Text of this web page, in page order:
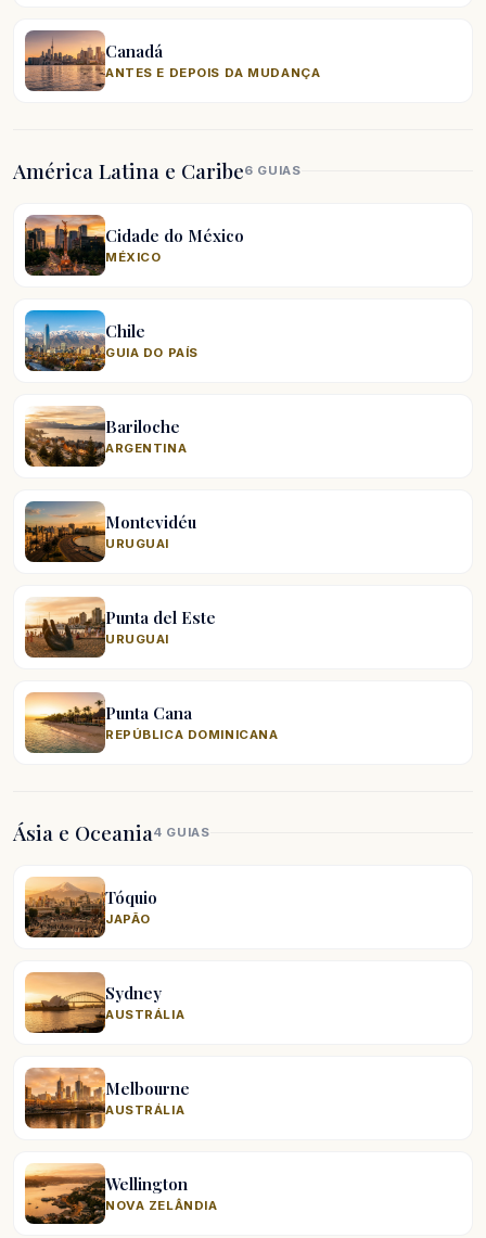
Canadá
ANTES E DEPOIS DA MUDANÇA
América Latina e Caribe6 GUIAS
Cidade do México
MÉXICO
Chile
GUIA DO PAÍS
Bariloche
ARGENTINA
Montevidéu
URUGUAI
Punta del Este
URUGUAI
Punta Cana
REPÚBLICA DOMINICANA
Ásia e Oceania4 GUIAS
Tóquio
JAPÃO
Sydney
AUSTRÁLIA
Melbourne
AUSTRÁLIA
Wellington
NOVA ZELÂNDIA